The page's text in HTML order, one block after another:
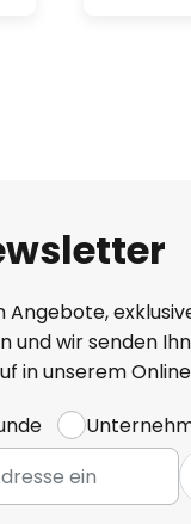
und wir senden
in unserem